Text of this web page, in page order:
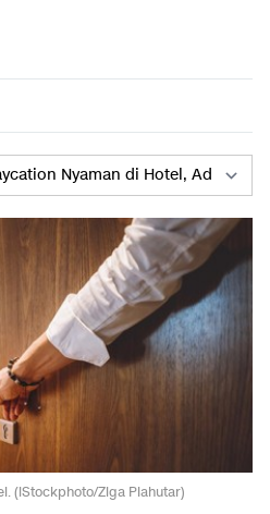
(iStockphoto/Ziga Plahutar)